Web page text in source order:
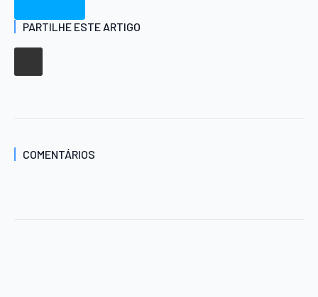
PARTILHE ESTE ARTIGO
COMENTÁRIOS